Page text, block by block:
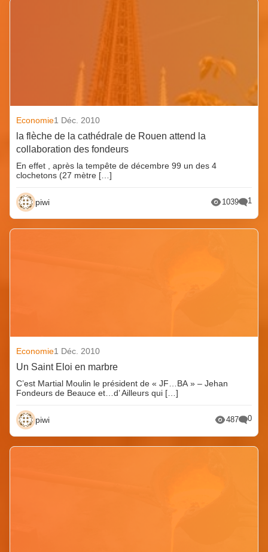
Economie1 Déc. 2010
la flèche de la cathédrale de Rouen attend la
collaboration des fondeurs
En effet , après la tempête de décembre 99 un des 4
clochetons (27 mètre […]
piwi 1039 1
Economie1 Déc. 2010
Un Saint Eloi en marbre
C’est Martial Moulin le président de « JF…BA » – Jehan
Fondeurs de Beauce et…d’ Ailleurs qui […]
piwi 487 0